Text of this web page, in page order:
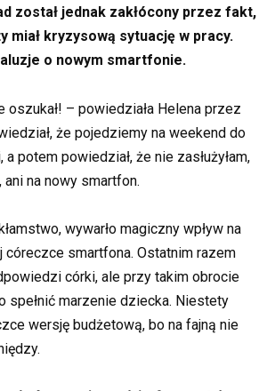
został jednak zakłócony przez fakt,
miał kryzysową sytuację w pracy.
o nowym smartfonie.
oszukał! – powiedziała Helena przez
że pojedziemy na weekend do
potem powiedział, że nie zasłużyłam,
na nowy smartfon.
wywarło magiczny wpływ na
córeczce smartfona. Ostatnim razem
córki, ale przy takim obrocie
spełnić marzenie dziecka. Niestety
wersję budżetową, bo na fajną nie